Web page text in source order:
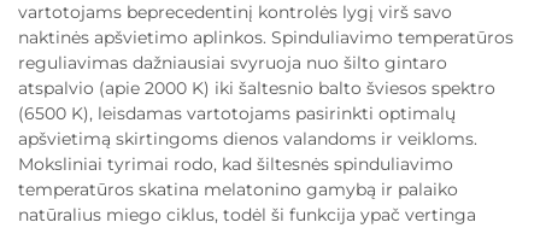
vartotojams beprecedentinį kontrolės lygį virš savo
naktinės apšvietimo aplinkos. Spinduliavimo temperatūros
reguliavimas dažniausiai svyruoja nuo šilto gintaro
atspalvio (apie 2000 K) iki šaltesnio balto šviesos spektro
(6500 K), leisdamas vartotojams pasirinkti optimalų
apšvietimą skirtingoms dienos valandoms ir veikloms.
Moksliniai tyrimai rodo, kad šiltesnės spinduliavimo
temperatūros skatina melatonino gamybą ir palaiko
natūralius miego ciklus, todėl ši funkcija ypač vertinga